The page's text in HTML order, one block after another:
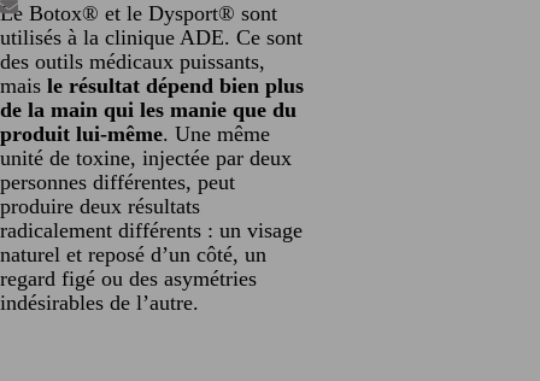
Le Botox® et le Dysport® sont
utilisés à la clinique ADE. Ce sont
des outils médicaux puissants,
mais le résultat dépend bien plus
de la main qui les manie que du
produit lui-même. Une même
unité de toxine, injectée par deux
personnes différentes, peut
produire deux résultats
radicalement différents : un visage
naturel et reposé d’un côté, un
regard figé ou des asymétries
indésirables de l’autre.